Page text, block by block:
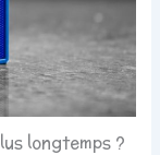
longtemps ?